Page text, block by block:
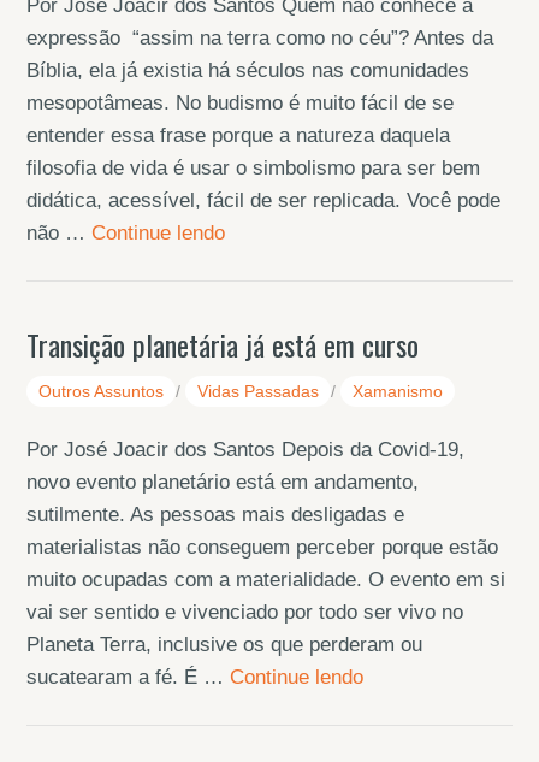
Por José Joacir dos Santos Quem não conhece a
expressão “assim na terra como no céu”? Antes da
Bíblia, ela já existia há séculos nas comunidades
mesopotâmeas. No budismo é muito fácil de se
entender essa frase porque a natureza daquela
filosofia de vida é usar o simbolismo para ser bem
didática, acessível, fácil de ser replicada. Você pode
não … Continue lendo
Transição planetária já está em curso
Outros Assuntos / Vidas Passadas / Xamanismo
Por José Joacir dos Santos Depois da Covid-19,
novo evento planetário está em andamento,
sutilmente. As pessoas mais desligadas e
materialistas não conseguem perceber porque estão
muito ocupadas com a materialidade. O evento em si
vai ser sentido e vivenciado por todo ser vivo no
Planeta Terra, inclusive os que perderam ou
sucatearam a fé. É … Continue lendo